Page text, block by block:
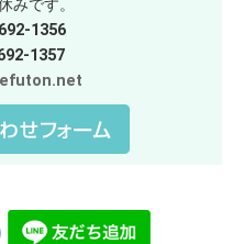
みです。
1356
1357